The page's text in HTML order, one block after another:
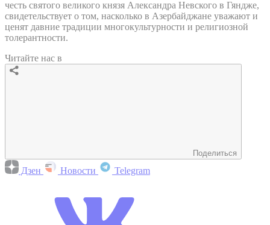
честь святого великого князя Александра Невского в Гяндже,
свидетельствует о том, насколько в Азербайджане уважают и
ценят давние традиции многокультурности и религиозной
толерантности.
Читайте нас в
Поделиться
Дзен Новости Telegram